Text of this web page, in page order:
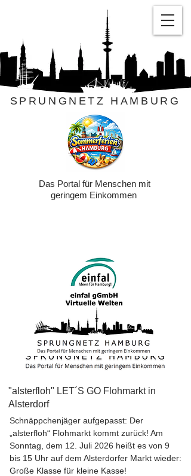
SPRUNGNETZ HAMBURG
Das Portal für Menschen mit
geringem Einkommen
"alsterfloh" LET´S GO Flohmarkt in
Alsterdorf
Schnäppchenjäger aufgepasst: Der
„alsterfloh“ Flohmarkt kommt zurück! Am
Sonntag, dem 12. Juli 2026 heißt es von 9
bis 15 Uhr auf dem Alsterdorfer Markt wieder:
Große Klasse für kleine Kasse!